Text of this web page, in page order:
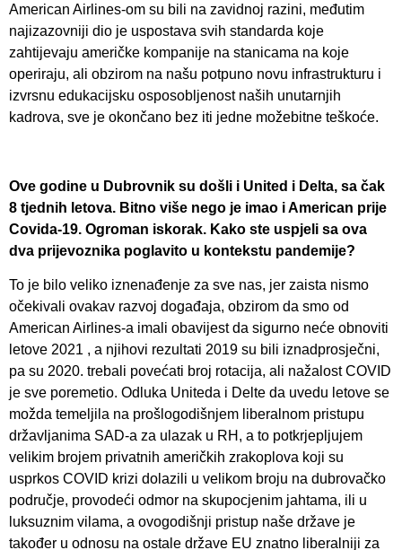
American Airlines-om su bili na zavidnoj razini, međutim
najizazovniji dio je uspostava svih standarda koje
zahtijevaju američke kompanije na stanicama na koje
operiraju, ali obzirom na našu potpuno novu infrastrukturu i
izvrsnu edukacijsku osposobljenost naših unutarnjih
kadrova, sve je okončano bez iti jedne možebitne teškoće.
Ove godine u Dubrovnik su došli i United i Delta, sa čak
8 tjednih letova. Bitno više nego je imao i American prije
Covida-19. Ogroman iskorak. Kako ste uspjeli sa ova
dva prijevoznika poglavito u kontekstu pandemije?
To je bilo veliko iznenađenje za sve nas, jer zaista nismo
očekivali ovakav razvoj događaja, obzirom da smo od
American Airlines-a imali obavijest da sigurno neće obnoviti
letove 2021 , a njihovi rezultati 2019 su bili iznadprosječni,
pa su 2020. trebali povećati broj rotacija, ali nažalost COVID
je sve poremetio. Odluka Uniteda i Delte da uvedu letove se
možda temeljila na prošlogodišnjem liberalnom pristupu
državljanima SAD-a za ulazak u RH, a to potkrjepljujem
velikim brojem privatnih američkih zrakoplova koji su
usprkos COVID krizi dolazili u velikom broju na dubrovačko
područje, provodeći odmor na skupocjenim jahtama, ili u
luksuznim vilama, a ovogodišnji pristup naše države je
također u odnosu na ostale države EU znatno liberalniji za